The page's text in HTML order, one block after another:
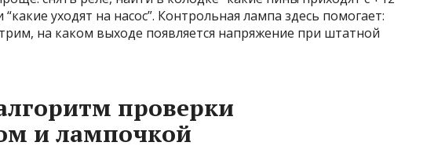
уходят на насос”. Контрольная лампа здесь помогает:
на каком выходе появляется напряжение при штатной
проверки
и лампочкой